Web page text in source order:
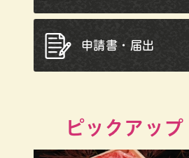
申請書・届出
ピックアップ